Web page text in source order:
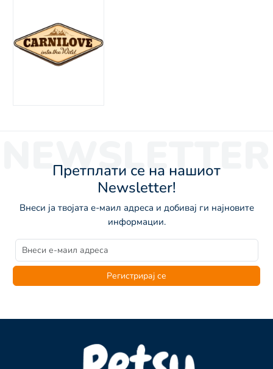
NEWSLETTER
Претплати се на нашиот
Newsletter!
Внеси ја твојата е-маил адреса и добивај ги најновите
информации.
Регистрирај се